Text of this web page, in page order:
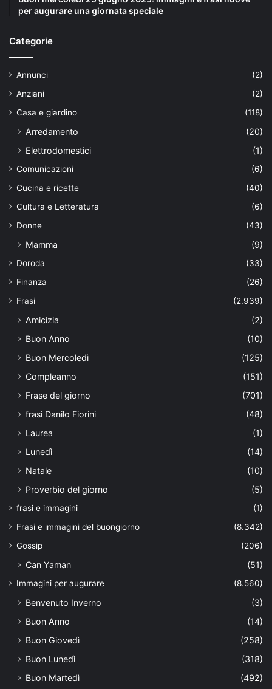
per augurare una giornata speciale
Categorie
Annunci
(2)
Anziani
(2)
Casa e giardino
(118)
Arredamento
(20)
Elettrodomestici
(1)
Comunicazioni
(6)
Cucina e ricette
(40)
Cultura e Letteratura
(6)
Donne
(43)
Mamma (9)
Doroda
(33)
Finanza
(26)
Frasi
(2.939)
Amicizia
(2)
Buon Anno
(10)
Buon Mercoledì
(125)
Compleanno
(151)
Frase del giorno
(701)
frasi Danilo Fiorini
(48)
Laurea
(1)
Lunedì
(14)
Natale
(10)
Proverbio del giorno
(5)
frasi e immagini
(1)
Frasi e immagini del buongiorno
(8.342)
Gossip
(206)
Can Yaman (51)
Immagini per augurare (8.560)
Benvenuto Inverno
(3)
Buon Anno
(14)
Buon Giovedì
(258)
Buon Lunedì
(318)
Buon Martedì
(492)